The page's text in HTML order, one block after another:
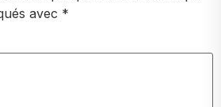
avec *